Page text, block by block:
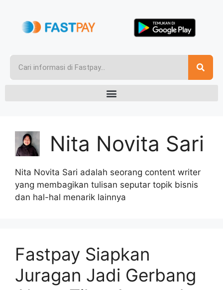
Nita Novita Sari
Nita Novita Sari adalah seorang content writer
yang membagikan tulisan seputar topik bisnis
dan hal-hal menarik lainnya
Fastpay Siapkan
Juragan Jadi Gerbang